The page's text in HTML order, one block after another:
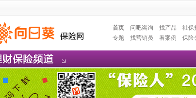
首页 问吧咨询 找产品
社保
专题
找营销员 看案例 保险